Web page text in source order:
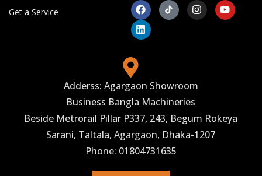
Get a Service
Adderss: Agargaon Showroom
Business Bangla Machineries
Beside Metrorail Pillar P337, 243, Begum Rokeya
Sarani, Taltala, Agargaon, Dhaka-1207
Phone: 01804731635